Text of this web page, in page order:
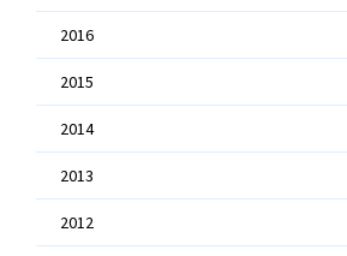
2016
2015
2014
2013
2012